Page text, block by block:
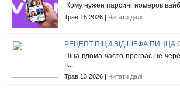
Кому нужен парсинг номеров
Трав 15 2026 | Читати далі
РЕЦЕПТ ПІЦИ ВІД ШЕФА ПИЦЦА
Піца вдома часто програє не
її...
Трав 13 2026 | Читати далі